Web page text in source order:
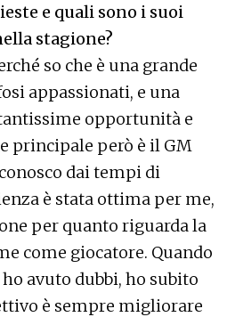
e quali sono i suoi
stagione?
so che è una grande
appassionati, e una
opportunità e
principale però è il GM
dai tempi di
è stata ottima per me,
per quanto riguarda la
come giocatore. Quando
avuto dubbi, ho subito
è sempre migliorare